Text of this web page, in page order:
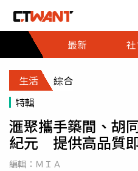
最新
生活
綜合
特輯
滙聚攜手築間、胡
紀元 提供高品質
編輯： ＭＩＡ